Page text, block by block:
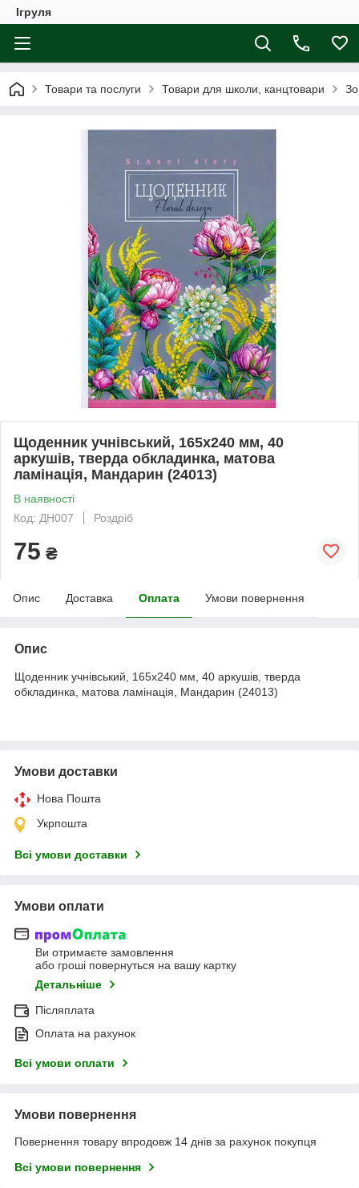
Ігруля
Товари та послуги Товари для школи, канцтовари
Щоденник учнівський, 165х240 мм, 40
аркушів, тверда обкладинка, матова
ламінація, Мандарин (24013)
В наявності
Код: ДН007
Роздріб
75 ₴
Опис Доставка Оплата Умови повернення
Опис
Щоденник учнівський, 165х240 мм, 40 аркушів, тверда
обкладинка, матова ламінація, Мандарин (24013)
Умови доставки
Нова Пошта
Укрпошта
Всі умови доставки
Умови оплати
Ви отримаєте замовлення
або гроші повернуться на вашу картку
Детальніше
Післяплата
Оплата на рахунок
Всі умови оплати
Умови повернення
Повернення товару впродовж 14 днів за рахунок покупця
Всі умови повернення